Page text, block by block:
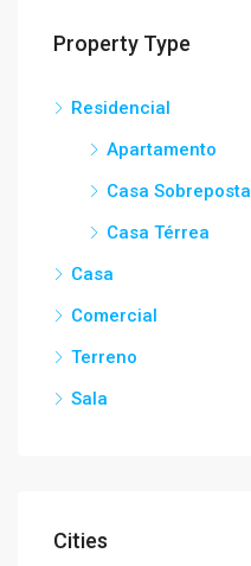
Property Type
Residencial
Apartamento
Casa Sobreposta
Casa Térrea
Casa
Comercial
Terreno
Sala
Cities